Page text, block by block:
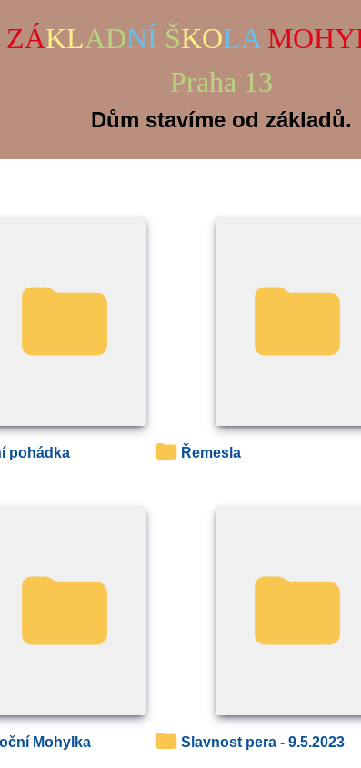
ZÁKLADNÍ ŠKOLA
Praha 13
Dům stavíme od základů.
pohádka Řemesla
Mohylka Slavnost pera - 9.5.2023